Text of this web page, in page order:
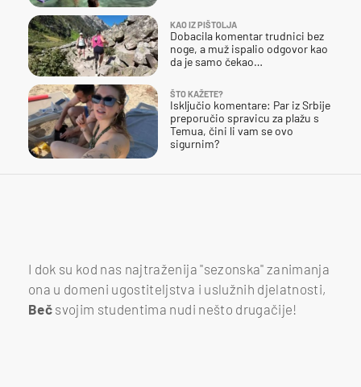
KAO IZ PIŠTOLJA
Dobacila komentar trudnici bez
noge, a muž ispalio odgovor kao
da je samo čekao…
ŠTO KAŽETE?
Isključio komentare: Par iz Srbije
preporučio spravicu za plažu s
Temua, čini li vam se ovo
sigurnim?
I dok su kod nas najtraženija "sezonska" zanimanja
ona u domeni ugostiteljstva i uslužnih djelatnosti,
Beč svojim studentima nudi nešto drugačije!